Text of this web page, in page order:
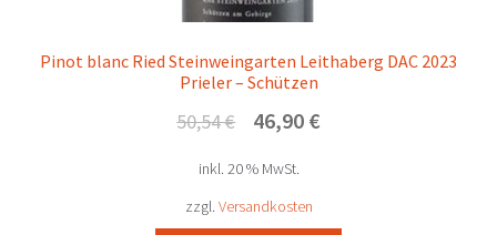
Triebaumer Ernst – Rust
Tschida Angerhof – Illmitz
Umathum – Frauenkirchen
Pinot blanc Ried Steinweingarten Leithaberg DAC 2023
Prieler – Schützen
50,54€
Ursprünglicher
war:
50,54 €
46,90 €Aktueller
inkl. 20 % MwSt.
zzgl. Versandkosten